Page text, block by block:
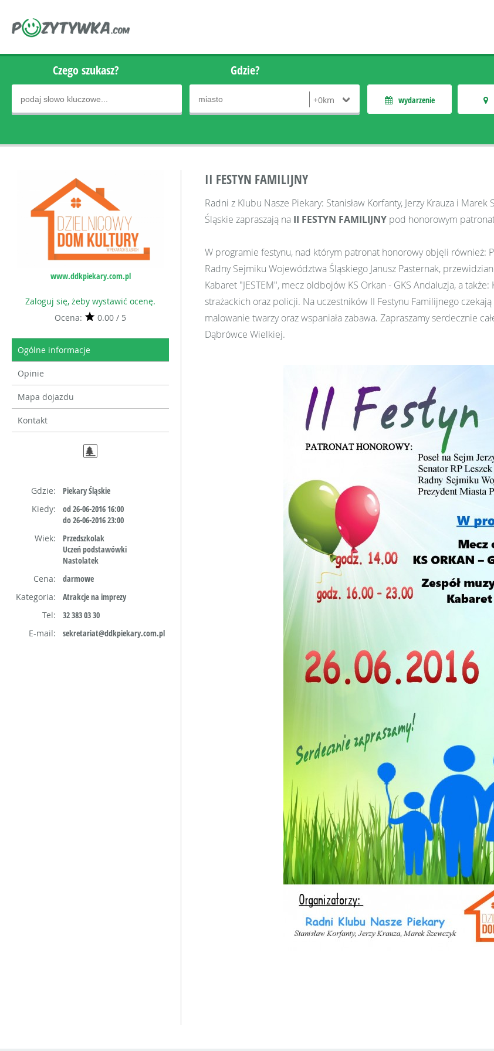
Czego szukasz? Gdzie?
wydarzenie
www.ddkpiekary.com.pl
Zaloguj się, żeby wystawić ocenę.
Ocena:
0.00 / 5
Ogólne informacje
Opinie
Mapa dojazdu
Kontakt
Gdzie:
Piekary Śląskie
Kiedy:
od 26-06-2016 16:00
do 26-06-2016 23:00
Wiek:
Przedszkolak
Uczeń podstawówki
Nastolatek
Cena:
darmowe
Kategoria:
Atrakcje na imprezy
Tel:
32 383 03 30
E-mail:
sekretariat@ddkpiekary.com.pl
II FESTYN FAMILIJNY
Radni z Klubu Nasze Piekary: Stanisław Korfanty, Jerzy Krauza i
Śląskie zapraszają na II FESTYN FAMILIJNY pod honorowym
W programie festynu, nad którym patronat honorowy objęli również:
Radny Sejmiku Województwa Śląskiego Janusz Pasternak,
Kabaret "JESTEM", mecz oldbojów KS Orkan - GKS Andaluzja, a
strażackich oraz policji. Na uczestników II Festynu Familijnego
malowanie twarzy oraz wspaniała zabawa. Zapraszamy serdecznie
Dąbrówce Wielkiej.